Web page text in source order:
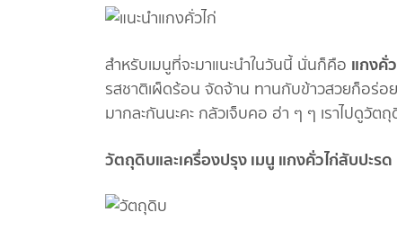
สำหรับเมนูที่จะมาแนะนำในวันนี้ นั่นก็คือ แกงคั่
รสชาติเผ็ดร้อน จัดจ้าน ทานกับข้าวสวยก็อร่อ
มากละกันนะคะ กลัวเจ็บคอ ฮ่า ๆ ๆ เราไปดูวัต
วัตถุดิบและเครื่องปรุง เมนู แกงคั่วไก่สับปะร